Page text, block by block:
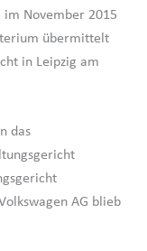
im November 2015
übermittelt
in Leipzig am
das
AG blieb